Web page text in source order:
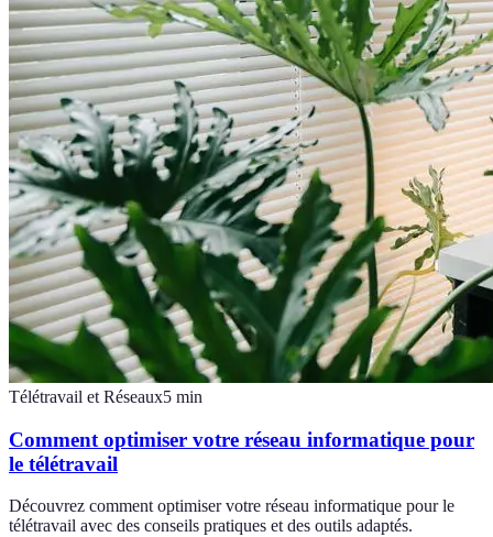
Télétravail et Réseaux5 min
Comment optimiser votre réseau informatique pour
le télétravail
Découvrez comment optimiser votre réseau informatique pour le
télétravail avec des conseils pratiques et des outils adaptés.